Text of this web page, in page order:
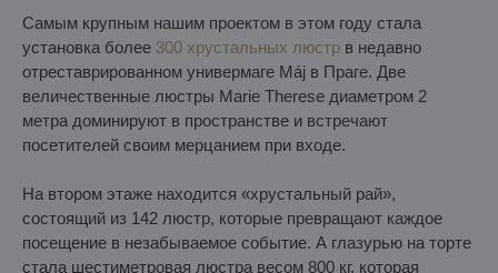
Самым крупным нашим проектом в этом году стала
установка более 300 хрустальных люстр в недавно
отреставрированном универмаге Máj в Праге. Две
величественные люстры Marie Therese диаметром 2
метра доминируют в пространстве и встречают
посетителей своим мерцанием при входе.
На втором этаже находится «хрустальный рай»,
состоящий из 142 люстр, которые превращают каждое
посещение в незабываемое событие. А глазурью на торте
стала шестиметровая люстра весом 800 кг, которая